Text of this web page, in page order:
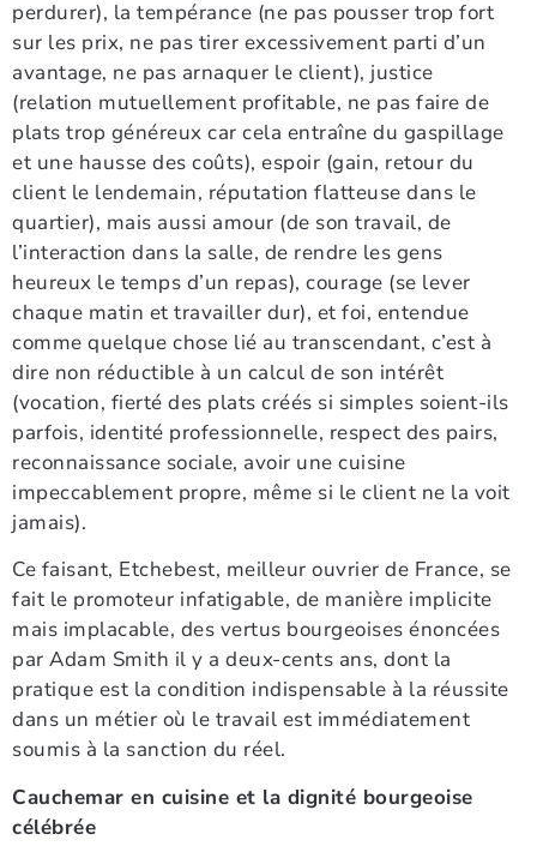
perdurer), la tempérance (ne pas pousser trop fort
sur les prix, ne pas tirer excessivement parti d’un
avantage, ne pas arnaquer le client), justice
(relation mutuellement profitable, ne pas faire de
plats trop généreux car cela entraîne du gaspillage
et une hausse des coûts), espoir (gain, retour du
client le lendemain, réputation flatteuse dans le
quartier), mais aussi amour (de son travail, de
l’interaction dans la salle, de rendre les gens
heureux le temps d’un repas), courage (se lever
chaque matin et travailler dur), et foi, entendue
comme quelque chose lié au transcendant, c’est à
dire non réductible à un calcul de son intérêt
(vocation, fierté des plats créés si simples soient-ils
parfois, identité professionnelle, respect des pairs,
reconnaissance sociale, avoir une cuisine
impeccablement propre, même si le client ne la voit
jamais).
Ce faisant, Etchebest, meilleur ouvrier de France, se
fait le promoteur infatigable, de manière implicite
mais implacable, des vertus bourgeoises énoncées
par Adam Smith il y a deux-cents ans, dont la
pratique est la condition indispensable à la réussite
dans un métier où le travail est immédiatement
soumis à la sanction du réel.
Cauchemar en cuisine et la dignité bourgeoise
célébrée